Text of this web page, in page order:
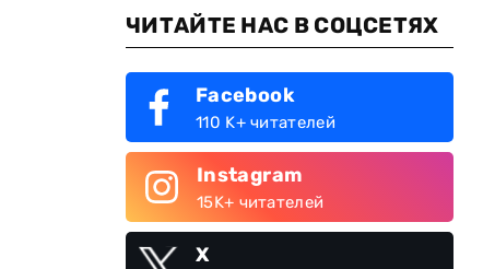
ЧИТАЙТЕ НАС В СОЦСЕТЯХ
Facebook
110 K+ читателей
Instagram
15K+ читателей
X